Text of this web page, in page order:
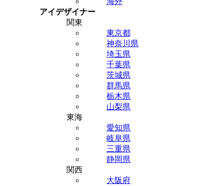
アイデザイナー
関東
東京都
神奈川県
埼玉県
千葉県
茨城県
群馬県
栃木県
山梨県
東海
愛知県
岐阜県
三重県
静岡県
関西
大阪府